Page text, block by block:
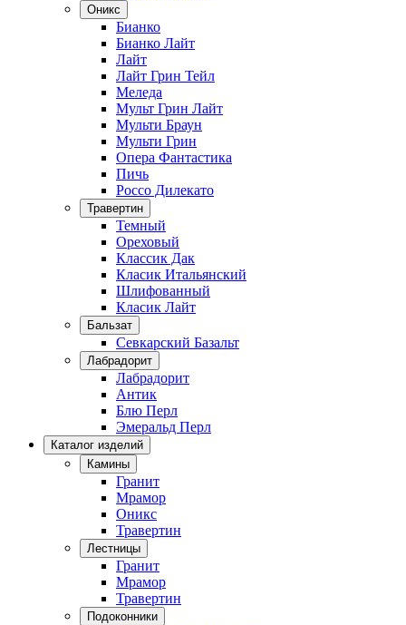
Оникс
Бианко
Бианко Лайт
Лайт
Лайт Грин Тейл
Меледа
Мульт Грин Лайт
Мульти Браун
Мульти Грин
Опера Фантастика
Пичь
Россо Дилекато
Травертин
Темный
Ореховый
Классик Дак
Класик Итальянский
Шлифованный
Класик Лайт
Бальзат
Севкарский Базальт
Лабрадорит
Лабрадорит
Антик
Блю Перл
Эмеральд Перл
Каталог изделий
Камины
Гранит
Мрамор
Оникс
Травертин
Лестницы
Гранит
Мрамор
Травертин
Подоконники